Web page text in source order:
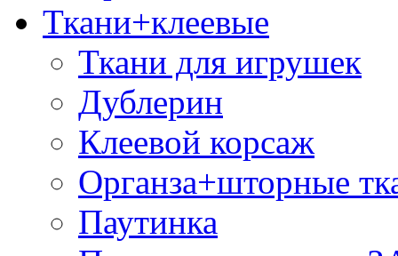
Ткани+клеевые
Ткани для игрушек
Дублерин
Клеевой корсаж
Органза+шторные
Паутинка